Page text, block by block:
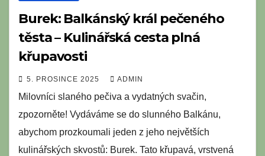
Burek: Balkánský král pečeného
těsta – Kulinářská cesta plná
křupavosti
5. PROSINCE 2025 ADMIN
Milovníci slaného pečiva a vydatných svačin,
zpozorněte! Vydáváme se do slunného Balkánu,
abychom prozkoumali jeden z jeho největších
kulinářských skvostů: Burek. Tato křupavá, vrstvená